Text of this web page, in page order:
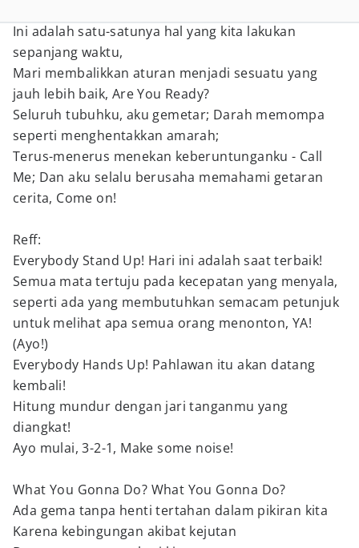
Ini adalah satu-satunya hal yang kita lakukan
sepanjang waktu,
Mari membalikkan aturan menjadi sesuatu yang
jauh lebih baik, Are You Ready?
Seluruh tubuhku, aku gemetar; Darah memompa
seperti menghentakkan amarah;
Terus-menerus menekan keberuntunganku - Call
Me; Dan aku selalu berusaha memahami getaran
cerita, Come on!
Reff:
Everybody Stand Up! Hari ini adalah saat terbaik!
Semua mata tertuju pada kecepatan yang menyala,
seperti ada yang membutuhkan semacam petunjuk
untuk melihat apa semua orang menonton, YA!
(Ayo!)
Everybody Hands Up! Pahlawan itu akan datang
kembali!
Hitung mundur dengan jari tanganmu yang
diangkat!
Ayo mulai, 3-2-1, Make some noise!
What You Gonna Do? What You Gonna Do?
Ada gema tanpa henti tertahan dalam pikiran kita
Karena kebingungan akibat kejutan